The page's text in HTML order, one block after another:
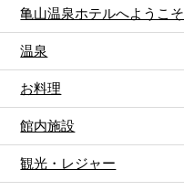
亀山温泉ホテルへようこそ
温泉
お料理
館内施設
観光・レジャー